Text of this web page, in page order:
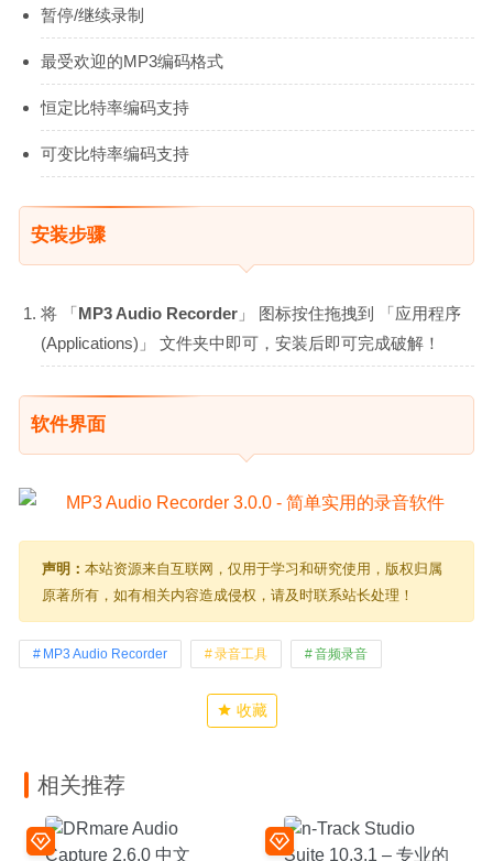
暂停/继续录制
最受欢迎的MP3编码格式
恒定比特率编码支持
可变比特率编码支持
安装步骤
将 「MP3 Audio Recorder 」 图标按住拖拽到 「应用程序
(Applications)」 文件夹中即可，安装后即可完成破解！
软件界面
声明： 本站资源来自互联网，仅用于学习和研究使用，版权归属
原著所有，如有相关内容造成侵权，请及时联系站长处理！
MP3 Audio Recorder 录音工具 音频录音
收藏
相关推荐